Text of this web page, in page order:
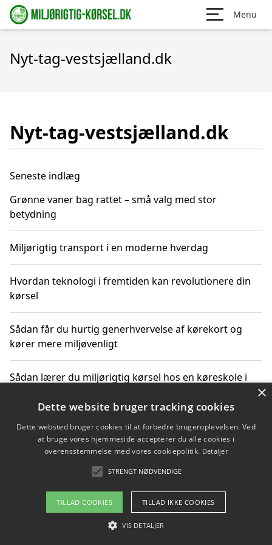
Menu
Nyt-tag-vestsjælland.dk
Nyt-tag-vestsjælland.dk
Seneste indlæg
Grønne vaner bag rattet – små valg med stor
betydning
Miljørigtig transport i en moderne hverdag
Hvordan teknologi i fremtiden kan revolutionere din
kørsel
Sådan får du hurtig generhvervelse af kørekort og
kører mere miljøvenligt
Sådan lærer du miljørigtig kørsel hos en køreskole i
Copyright 2026 - Pilanto Aps
Om / kontakt
×
Dette website bruger tracking cookies
Dette websted bruger cookies til at forbedre brugeroplevelsen. Ved
at bruge vores hjemmeside accepterer du alle cookies i
overensstemmelse med vores cookiepolitik. Detaljer
STRENGT NØDVENDIGE
TILLAD COOKIES TILLAD IKKE COOKIES
VIS DETALJER